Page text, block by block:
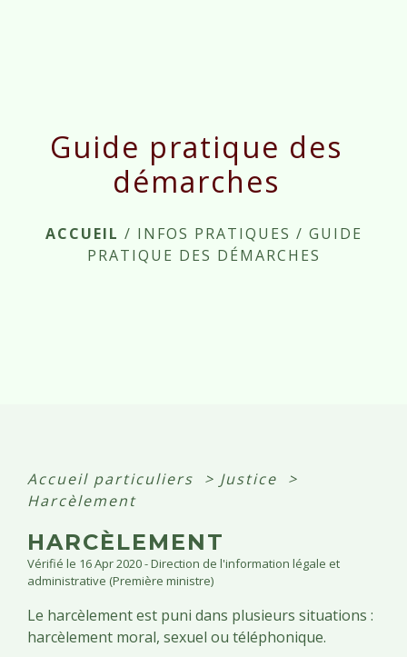
Guide pratique des
démarches
ACCUEIL / INFOS PRATIQUES / GUIDE
PRATIQUE DES DÉMARCHES
Accueil particuliers > Justice
>
Harcèlement
HARCÈLEMENT
Vérifié le 16 Apr 2020 - Direction de l'information légale et
administrative (Première ministre)
Le harcèlement est puni dans plusieurs situations :
harcèlement moral, sexuel ou téléphonique.